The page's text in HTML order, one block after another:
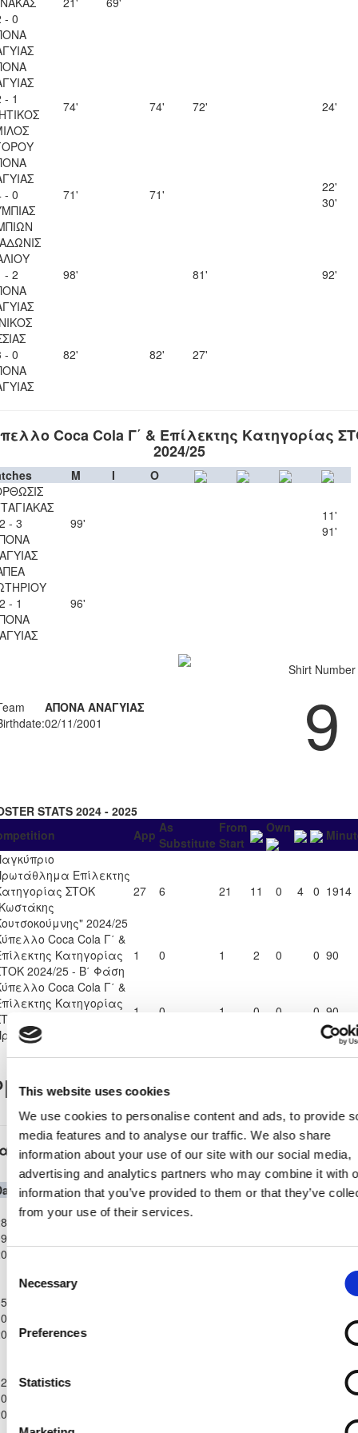
This website uses cookies
We use cookies to personalise content and ads, to provide
media features and to analyse our traffic. We also share
information about your use of our site with our social media,
advertising and analytics partners who may combine it with
information that you’ve provided to them or that they’ve
from your use of their services.
Selection
Necessary
Preferences
Statistics
- 0
- 1
74' 74' 72' 24'
- 0
71' 71'
22'
30'
- 2
98' 81' 92'
- 0
82' 82' 27'
Coca Cola Γ΄ & Επίλεκτης Κατηγορίας
2024/25
M I
O
- 3
99'
11'
91'
- 1
96'
ΑΠΟΝΑ ΑΝΑΓΥΙΑΣ
02/11/2001
Shirt Number
9
STATS 2024 - 2025
App As
Substitute
From
Start
Own
Επίλεκτης
ΣΤΟΚ
2024/25
27 6 21 11 0 4 0 1914
Coca Cola Γ΄ &
Κατηγορίας
2024/25 - Β΄ Φάση
1 0 1 2 0 0 90
Coca Cola Γ΄ &
Κατηγορίας
2024/25 -
Φάση
1 0 1 0 0 0 90
Record
Πρωτάθλημα Επίλεκτης Κατηγορίας
ΣΤΟΚ
Competition Home TeamH AAway Team MinutesIn Out
Παγκύπριο
Πρωτάθλημα
ΑΓΛΑΝΤΖΙΑΣ
ΑΝΑΓΥΙΑΣ
Παγκύπριο
Κατηγορίας
Πρωτάθλημα
ΣΤΟΚ